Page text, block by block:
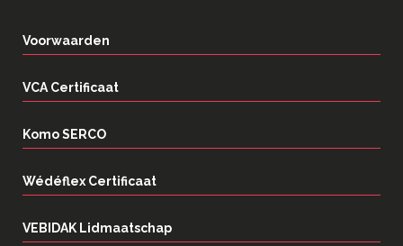
Voorwaarden
VCA Certificaat
Komo SERCO
Wédéflex Certificaat
VEBIDAK Lidmaatschap